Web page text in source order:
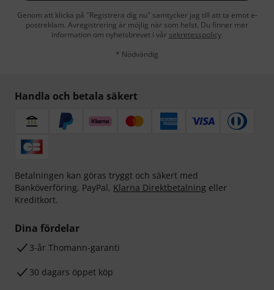
Genom att klicka på "Registrera dig nu" samtycker jag till att ta emot e-
postreklam. Avregistrering är möjlig när som helst. Du finner mer
information om nyhetsbrevet i vår sekretesspolicy.
* Nödvändig
Handla och betala säkert
Betalningen kan göras tryggt och säkert med
Banköverföring, PayPal, Klarna Direktbetalning eller
Kreditkort.
Dina fördelar
3-år Thomann-garanti
30 dagars öppet köp